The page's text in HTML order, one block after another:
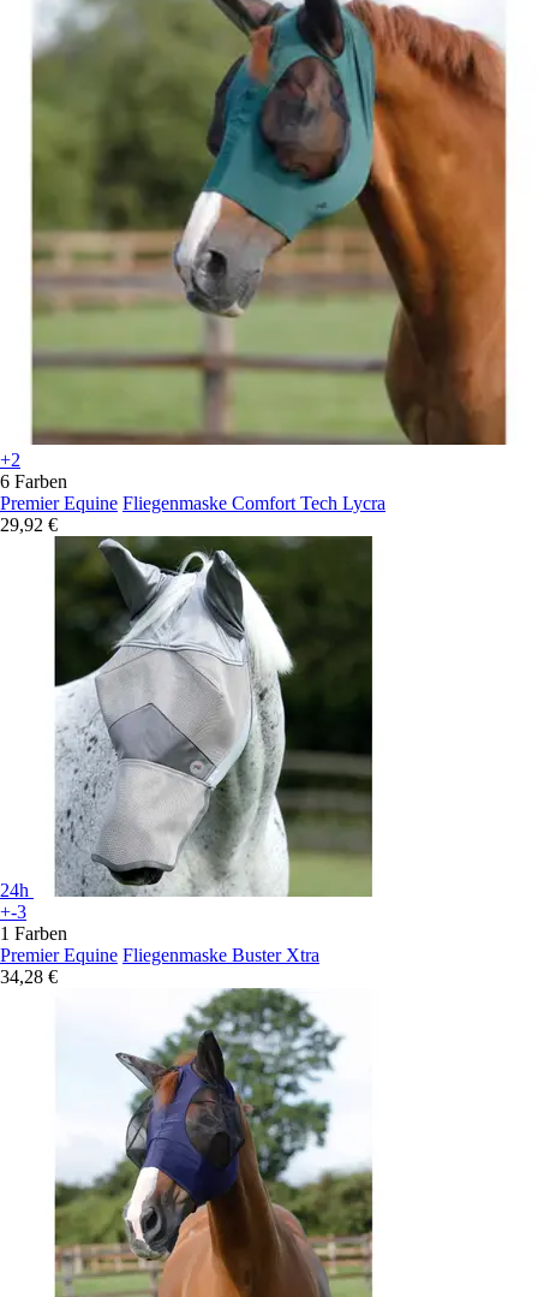
+2
6 Farben
Premier Equine Fliegenmaske Comfort Tech Lycra
29,92 €
24h
+-3
1 Farben
Premier Equine Fliegenmaske Buster Xtra
34,28 €